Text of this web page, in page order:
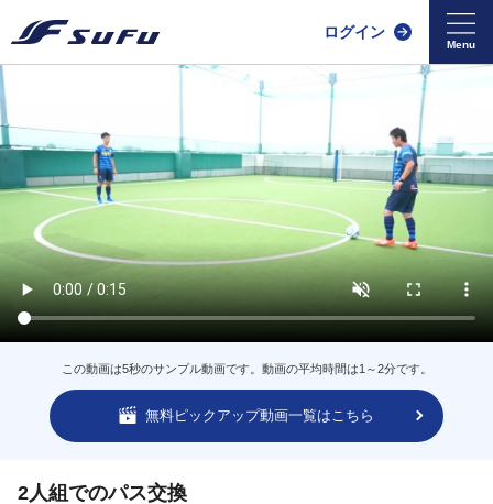
ログイン
この動画は5秒のサンプル動画です。動画の平均時間は1～2分です。
無料ピックアップ動画一覧はこちら
2人組でのパス交換